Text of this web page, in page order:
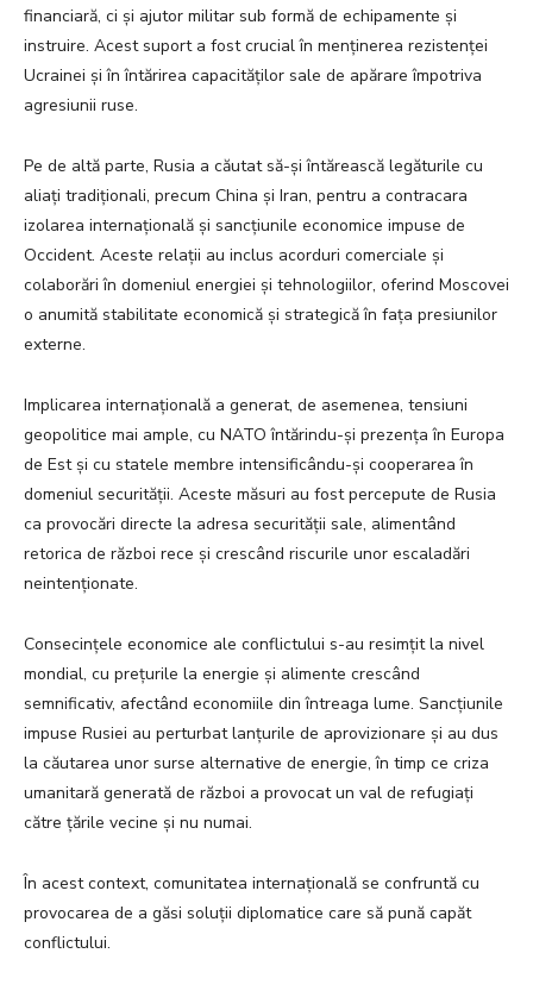
financiară, ci și ajutor militar sub formă de echipamente și
instruire. Acest suport a fost crucial în menținerea rezistenței
Ucrainei și în întărirea capacităților sale de apărare împotriva
agresiunii ruse.
Pe de altă parte, Rusia a căutat să-și întărească legăturile cu
aliați tradiționali, precum China și Iran, pentru a contracara
izolarea internațională și sancțiunile economice impuse de
Occident. Aceste relații au inclus acorduri comerciale și
colaborări în domeniul energiei și tehnologiilor, oferind Moscovei
o anumită stabilitate economică și strategică în fața presiunilor
externe.
Implicarea internațională a generat, de asemenea, tensiuni
geopolitice mai ample, cu NATO întărindu-și prezența în Europa
de Est și cu statele membre intensificându-și cooperarea în
domeniul securității. Aceste măsuri au fost percepute de Rusia
ca provocări directe la adresa securității sale, alimentând
retorica de război rece și crescând riscurile unor escaladări
neintenționate.
Consecințele economice ale conflictului s-au resimțit la nivel
mondial, cu prețurile la energie și alimente crescând
semnificativ, afectând economiile din întreaga lume. Sancțiunile
impuse Rusiei au perturbat lanțurile de aprovizionare și au dus
la căutarea unor surse alternative de energie, în timp ce criza
umanitară generată de război a provocat un val de refugiați
către țările vecine și nu numai.
În acest context, comunitatea internațională se confruntă cu
provocarea de a găsi soluții diplomatice care să pună capăt
conflictului.